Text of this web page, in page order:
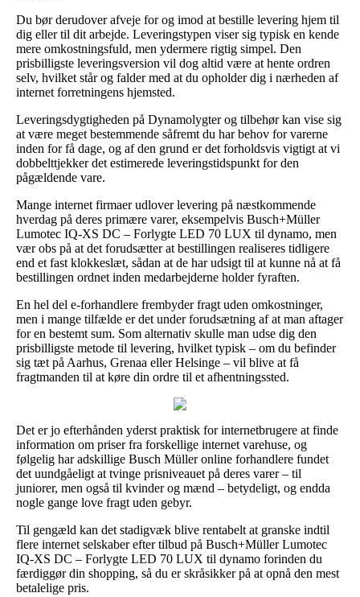
Du bør derudover afveje for og imod at bestille levering hjem til
dig eller til dit arbejde. Leveringstypen viser sig typisk en kende
mere omkostningsfuld, men ydermere rigtig simpel. Den
prisbilligste leveringsversion vil dog altid være at hente ordren
selv, hvilket står og falder med at du opholder dig i nærheden af
internet forretningens hjemsted.
Leveringsdygtigheden på Dynamolygter og tilbehør kan vise sig
at være meget bestemmende såfremt du har behov for varerne
inden for få dage, og af den grund er det forholdsvis vigtigt at vi
dobbelttjekker det estimerede leveringstidspunkt for den
pågældende vare.
Mange internet firmaer udlover levering på næstkommende
hverdag på deres primære varer, eksempelvis Busch+Müller
Lumotec IQ-XS DC – Forlygte LED 70 LUX til dynamo, men
vær obs på at det forudsætter at bestillingen realiseres tidligere
end et fast klokkeslæt, sådan at de har udsigt til at kunne nå at få
bestillingen ordnet inden medarbejderne holder fyraften.
En hel del e-forhandlere frembyder fragt uden omkostninger,
men i mange tilfælde er det under forudsætning af at man aftager
for en bestemt sum. Som alternativ skulle man udse dig den
prisbilligste metode til levering, hvilket typisk – om du befinder
sig tæt på Aarhus, Grenaa eller Helsinge – vil blive at få
fragtmanden til at køre din ordre til et afhentningssted.
Det er jo efterhånden yderst praktisk for internetbrugere at finde
information om priser fra forskellige internet varehuse, og
følgelig har adskillige Busch Müller online forhandlere fundet
det uundgåeligt at tvinge prisniveauet på deres varer – til
juniorer, men også til kvinder og mænd – betydeligt, og endda
nogle gange love fragt uden gebyr.
Til gengæld kan det stadigvæk blive rentabelt at granske indtil
flere internet selskaber efter tilbud på Busch+Müller Lumotec
IQ-XS DC – Forlygte LED 70 LUX til dynamo forinden du
færdiggør din shopping, så du er skråsikker på at opnå den mest
betalelige pris.